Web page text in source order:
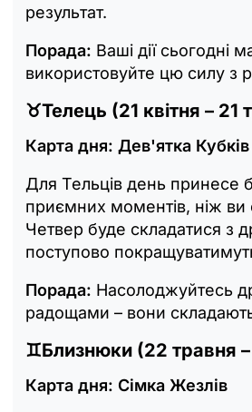
результат.
Порада: Ваші дії сьогодні
використовуйте цю силу з
♉Телець (21 квітня – 21
Карта дня: Дев'ятка Кубків
Для Тельців день принесе
приємних моментів, ніж ви
Четвер буде складатися з
поступово
Порада: Насолоджуйтесь
радощами – вони
♊Близнюки (22 травня
Карта дня: Сімка Жезлів